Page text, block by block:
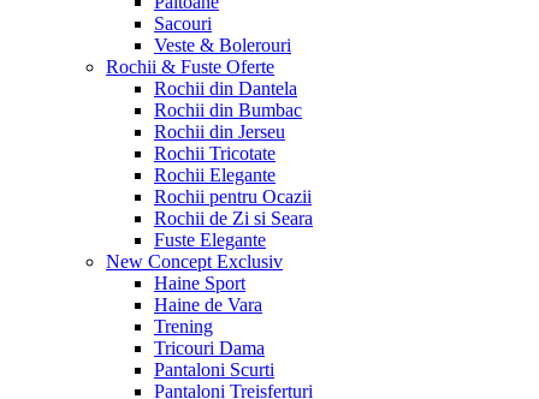
Sacouri
Veste & Bolerouri
Rochii & Fuste Oferte
Rochii din Dantela
Rochii din Bumbac
Rochii din Jerseu
Rochii Tricotate
Rochii Elegante
Rochii pentru Ocazii
Rochii de Zi si Seara
Fuste Elegante
New Concept Exclusiv
Haine Sport
Haine de Vara
Trening
Tricouri Dama
Pantaloni Scurti
Pantaloni Treisferturi